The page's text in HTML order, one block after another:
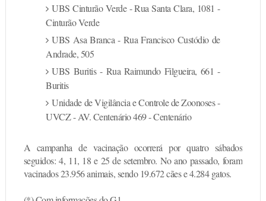
UBS Cinturão Verde - Rua Santa Clara, 1081 -
Cinturão Verde
UBS Asa Branca - Rua Francisco Custódio de
Andrade, 505
UBS Buritis - Rua Raimundo Filgueira, 661 -
Buritis
Unidade de Vigilância e Controle de Zoonoses -
UVCZ - AV. Centenário 469 - Centenário
A campanha de vacinação ocorrerá por quatro sábados
seguidos: 4, 11, 18 e 25 de setembro. No ano passado, foram
vacinados 23.956 animais, sendo 19.672 cães e 4.284 gatos.